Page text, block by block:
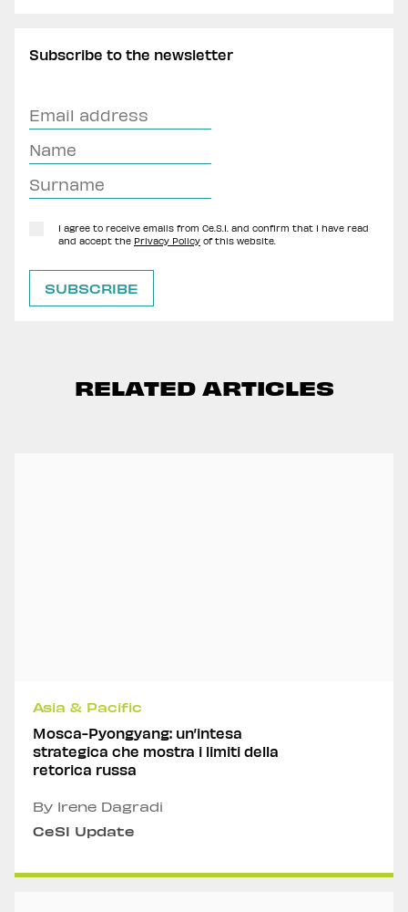
Subscribe to the newsletter
I agree to receive emails from Ce.S.I. and confirm that I have read
and accept the Privacy Policy of this website.
RELATED ARTICLES
Asia & Pacific
Mosca-Pyongyang: un’intesa
strategica che mostra i limiti della
retorica russa
By Irene Dagradi
CeSI Update